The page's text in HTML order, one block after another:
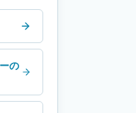
の